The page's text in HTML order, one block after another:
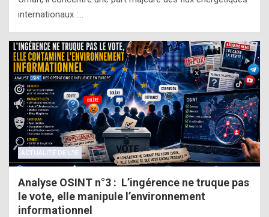
internationaux :…
ACTUALITÉ DE L'IE
Analyse OSINT n°3 : L’ingérence ne truque pas
le vote, elle manipule l’environnement
informationnel